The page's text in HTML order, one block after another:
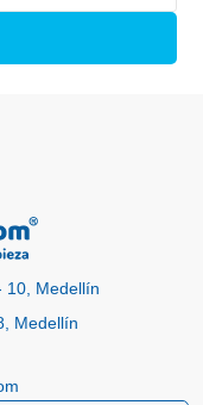
10, Medellín
Medellín